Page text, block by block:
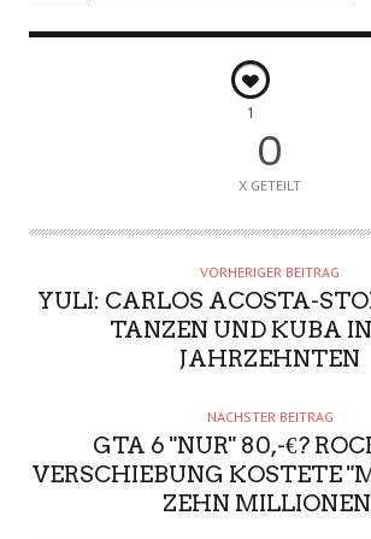
1
0
X GETEILT
VORHERIGER BEITRAG
YULI: CARLOS ACOSTA-
TANZEN UND KUBA
JAHRZEHNTEN
NÄCHSTER BEITRAG
GTA 6 "NUR" 80,-€?
VERSCHIEBUNG KOSTETE
ZEHN